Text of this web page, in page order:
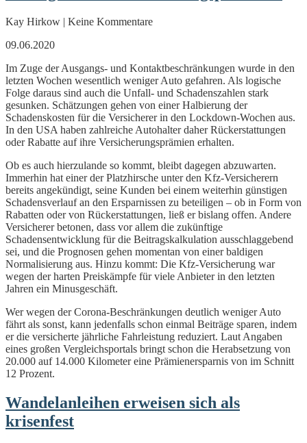
Kay Hirkow | Keine Kommentare
09.06.2020
Im Zuge der Ausgangs- und Kontaktbeschränkungen wurde in den
letzten Wochen wesentlich weniger Auto gefahren. Als logische
Folge daraus sind auch die Unfall- und Schadenszahlen stark
gesunken. Schätzungen gehen von einer Halbierung der
Schadenskosten für die Versicherer in den Lockdown-Wochen aus.
In den USA haben zahlreiche Autohalter daher Rückerstattungen
oder Rabatte auf ihre Versicherungsprämien erhalten.
Ob es auch hierzulande so kommt, bleibt dagegen abzuwarten.
Immerhin hat einer der Platzhirsche unter den Kfz-Versicherern
bereits angekündigt, seine Kunden bei einem weiterhin günstigen
Schadensverlauf an den Ersparnissen zu beteiligen – ob in Form von
Rabatten oder von Rückerstattungen, ließ er bislang offen. Andere
Versicherer betonen, dass vor allem die zukünftige
Schadensentwicklung für die Beitragskalkulation ausschlaggebend
sei, und die Prognosen gehen momentan von einer baldigen
Normalisierung aus. Hinzu kommt: Die Kfz-Versicherung war
wegen der harten Preiskämpfe für viele Anbieter in den letzten
Jahren ein Minusgeschäft.
Wer wegen der Corona-Beschränkungen deutlich weniger Auto
fährt als sonst, kann jedenfalls schon einmal Beiträge sparen, indem
er die versicherte jährliche Fahrleistung reduziert. Laut Angaben
eines großen Vergleichsportals bringt schon die Herabsetzung von
20.000 auf 14.000 Kilometer eine Prämienersparnis von im Schnitt
12 Prozent.
Wandelanleihen erweisen sich als
krisenfest